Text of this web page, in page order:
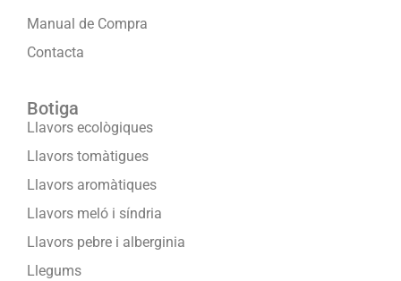
Manual de Compra
Contacta
Botiga
Llavors ecològiques
Llavors tomàtigues
Llavors aromàtiques
Llavors meló i síndria
Llavors pebre i alberginia
Llegums